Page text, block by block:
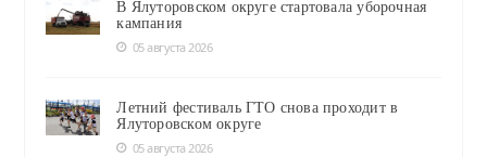
В Ялуторовском округе стартовала уборочная
кампания
05 августа 2026
Летний фестиваль ГТО снова проходит в
Ялуторовском округе
05 августа 2026